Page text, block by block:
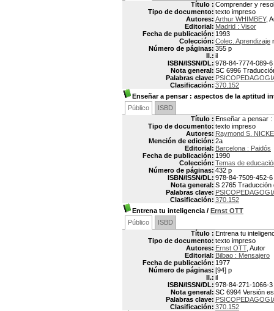
Título : Comprender y
Tipo de documento: texto impreso
Autores: Arthur WHIMBEY,
Editorial: Madrid : Visor
Fecha de publicación: 1993
Colección: Colec. Aprendizaje
Número de páginas: 355 p
Il.: il
ISBN/ISSN/DL: 978-84-7774-089-6
Nota general: SC 6996
Palabras clave:
Clasificación: 370.152
Enseñar a pensar: aspectos de la aptitud
Público
ISBD
Título : Enseñar a pensar :
Tipo de documento: texto impreso
Autores: Raymond S.
Mención de edición: 2a
Editorial: Barcelona : Paidós
Fecha de publicación: 1990
Colección: Temas de
Número de páginas: 432 p
ISBN/ISSN/DL: 978-84-7509-452-6
Nota general: S 2765 Traducción
Palabras clave:
Clasificación: 370.152
Entrena tu inteligencia / Ernst OTT
Público
ISBD
Título : Entrena tu
Tipo de documento: texto impreso
Autores: Ernst OTT, Autor
Editorial: Bilbao : Mensajero
Fecha de publicación: 1977
Número de páginas: [94] p
Il.: il
ISBN/ISSN/DL: 978-84-271-1066-3
Nota general: SC 6994 Versión
Palabras clave:
Clasificación: 370.152